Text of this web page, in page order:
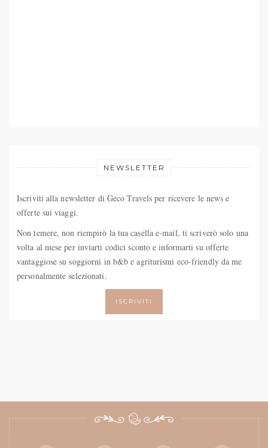
NEWSLETTER
Iscriviti alla newsletter di Geco Travels per ricevere le news e
offerte sui viaggi.
Non temere, non riempirò la tua casella e-mail, ti scriverò solo una
volta al mese per inviarti codici sconto e informarti su offerte
vantaggiose su soggiorni in b&b e agriturismi eco-friendly da me
personalmente selezionati.